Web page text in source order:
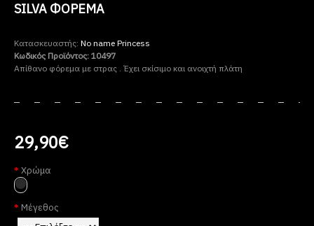
SILVA ΦΌΡΕΜΑ
Κατασκευαστής: No name Princess
Κωδικός Προϊόντος: 10497
Απίθανο φόρεμα με στρας . Έχει σκίσιμο και ανοιχτή πλάτη
29,90€
Χρώμα
Μέγεθος